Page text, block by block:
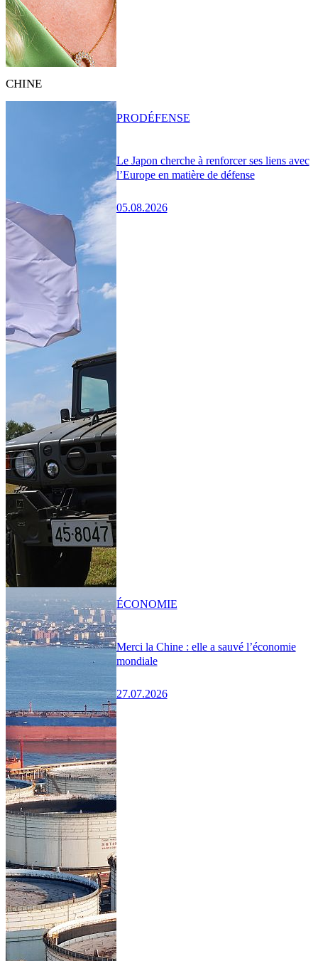
CHINE
Le Japon cherche à renforcer ses liens avec
l’Europe en matière de défense
05.08.2026
PRODÉFENSE
Merci la Chine : elle a sauvé l’économie
mondiale
27.07.2026
ÉCONOMIE